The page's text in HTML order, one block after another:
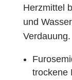
Herzmittel
und
Verdauung.
trockene